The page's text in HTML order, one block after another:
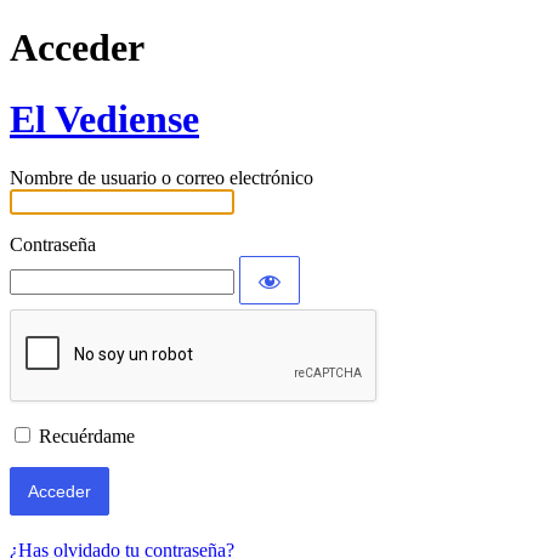
Acceder
El Vediense
Nombre de usuario o correo electrónico
Contraseña
Recuérdame
¿Has olvidado tu contraseña?